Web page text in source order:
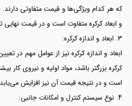
که هر کدام ویژگی‌ها و قیمت متفاوتی دارند.
و ابعاد کرکره متفاوت است و در قیمت نهایی
ابعاد و اندازه کرکره نیز از عوامل مهم در
کرکره بزرگتر باشد، مواد اولیه و نیروی کار
است و در نتیجه قیمت آن نیز افزایش می‌یابد.